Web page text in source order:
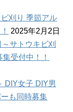
刈り 季節アル
2025年2月2日
サトウキビ刈
受付中！！
DIY女子 DIY男
も同時募集